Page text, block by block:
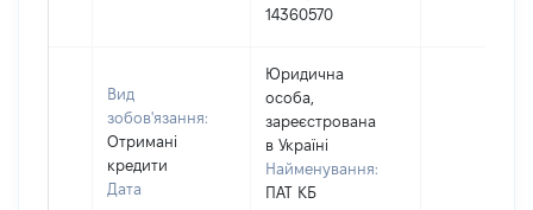
14360570
Вид
зобов'язання:
Отримані
кредити
Дата
Юридична
особа,
зареєстрована
в Україні
Найменування:
ПАТ КБ